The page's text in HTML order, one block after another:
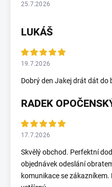
25.7.2026
LUKÁŠ
19.7.2026
Dobrý den Jakej drát dát do
RADEK
17.7.2026
Skvělý obchod. Perfektní
objednávek odeslání
komunikace se zákazníkem.